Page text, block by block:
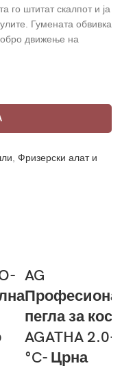
го штитат скалпот и ја
Гумената обвивка
движење на
Фризерски алат и
AG
пегла за коса
AGATHA 2.0-
°C- Црна